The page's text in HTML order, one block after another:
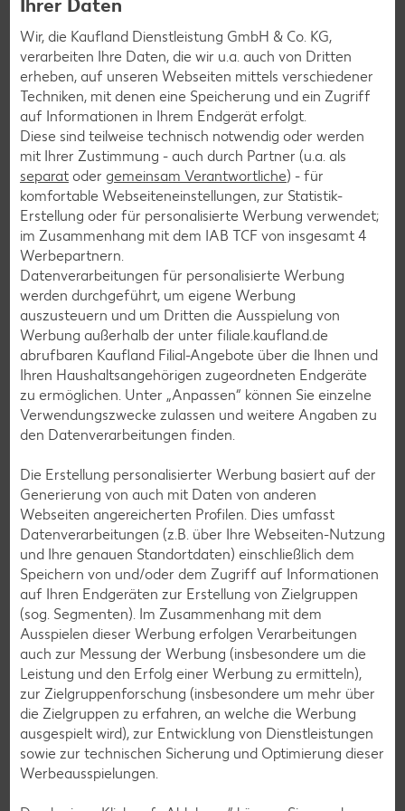
topaktuell über Neuigkeiten informieren.
Newsletter-Anmeldung
Abonnenten profitieren von vielen Vorteilen wie den besten
Angeboten zum Donnerstag, Wochenende oder
Wochenstart sowie Aktionen und Gewinnspielen.
Zur Anmeldung
Messenger-Services – Jetzt kostenlos
anmelden
Ihrer Daten
Wir, die Kaufland Dienstleistung GmbH & Co. KG,
verarbeiten Ihre Daten, die wir u.a. auch von Dritten
erheben, auf unseren Webseiten mittels verschiedener
Techniken, mit denen eine Speicherung und ein Zugriff
auf Informationen in Ihrem Endgerät erfolgt.
Diese sind teilweise technisch notwendig oder werden
mit Ihrer Zustimmung - auch durch Partner (u.a. als
separat oder gemeinsam Verantwortliche) - für
komfortable Webseiteneinstellungen, zur Statistik-
Erstellung oder für personalisierte Werbung verwendet;
im Zusammenhang mit dem IAB TCF von insgesamt 4
Werbepartnern.
Datenverarbeitungen für personalisierte Werbung
werden durchgeführt, um eigene Werbung
auszusteuern und um Dritten die Ausspielung von
Werbung außerhalb der unter filiale.kaufland.de
abrufbaren Kaufland Filial-Angebote über die Ihnen und
Ihren Haushaltsangehörigen zugeordneten Endgeräte
zu ermöglichen. Unter „Anpassen“ können Sie einzelne
Verwendungszwecke zulassen und weitere Angaben zu
den Datenverarbeitungen finden.
Die Erstellung personalisierter Werbung basiert auf der
Generierung von auch mit Daten von anderen
Webseiten angereicherten Profilen. Dies umfasst
Datenverarbeitungen (z.B. über Ihre Webseiten-Nutzung
und Ihre genauen Standortdaten) einschließlich dem
Speichern von und/oder dem Zugriff auf Informationen
auf Ihren Endgeräten zur Erstellung von Zielgruppen
(sog. Segmenten). Im Zusammenhang mit dem
Ausspielen dieser Werbung erfolgen Verarbeitungen
auch zur Messung der Werbung (insbesondere um die
Leistung und den Erfolg einer Werbung zu ermitteln),
zur Zielgruppenforschung (insbesondere um mehr über
die Zielgruppen zu erfahren, an welche die Werbung
ausgespielt wird), zur Entwicklung von Dienstleistungen
sowie zur technischen Sicherung und Optimierung dieser
Werbeausspielungen.